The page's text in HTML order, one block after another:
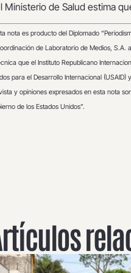
Ministerio de Salud estima
nota es producto del Diplomado
de Laboratorio de Medios, S.A.
que el Instituto Republicano
para el Desarrollo Internacional
y opiniones expresados en esta nota
de los Estados Unidos”.